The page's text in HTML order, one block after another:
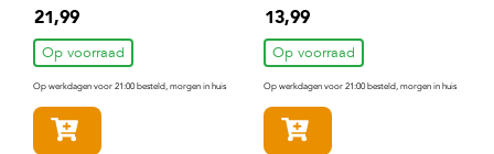
Extra-Groot 950gr
21,99
Op voorraad
Op werkdagen voor 21:00 besteld, morgen in huis
Groot 750gr
13,99
Op voorraad
Op werkdagen voor 21:00 besteld, morgen in huis